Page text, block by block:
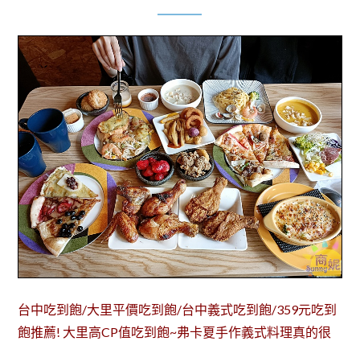
台中吃到飽/大里平價吃到飽/台中義式吃到飽/359元吃到
飽推薦! 大里高CP值吃到飽~弗卡夏手作義式料理真的很